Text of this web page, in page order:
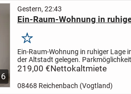
6
Gestern, 22:43
Ein-Raum-Wohnung in
Merken
Ein-Raum-Wohnung in ruhiger Lage
der Altstadt gelegen.
mit Küche und Badmöbel
219,00 €Nettokaltmiete
08468 Reichenbach (Vogtland)